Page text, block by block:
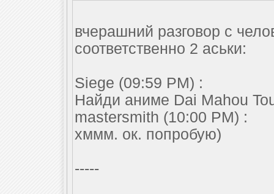
вчерашний разговор с
соответственно 2 аськи:
Siege (09:59 PM) :
Найди аниме Dai Mahou
mastersmith (10:00 PM) :
хммм. ок. попробую)
-----